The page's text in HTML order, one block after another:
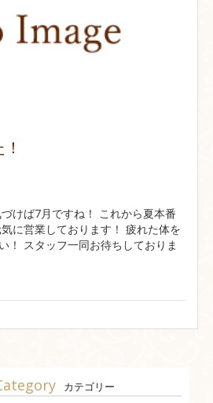
けば7月ですね！ これから夏本番
に営業しております！ 疲れた体を
！ スタッフ一同お待ちしておりま
カテゴリー